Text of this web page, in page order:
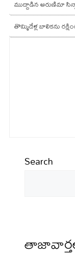
ముద్దాడిన అరుణిమా
తొమ్మిదేళ్ల బాలికను
Search